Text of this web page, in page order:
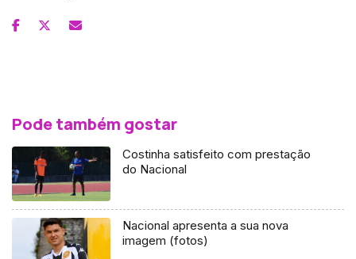
Pode também gostar
Costinha satisfeito com prestação
do Nacional
Nacional apresenta a sua nova
imagem (fotos)